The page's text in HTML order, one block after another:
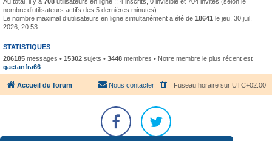
nombre d’utilisateurs actifs des 5 dernières minutes)
Le nombre maximal d’utilisateurs en ligne simultanément a été de 18641 le jeu. 30 juil.
2026, 20:53
STATISTIQUES
206185 messages • 15302 sujets • 3448 membres • Notre membre le plus récent est
gaetanfra66
Accueil du forum Fuseau horaire sur UTC+02:00
Nous contacter